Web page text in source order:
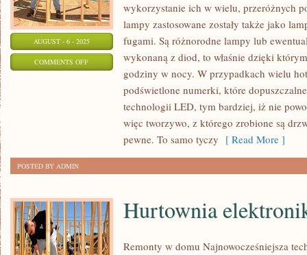
AUGUST - 6 - 2025
COMMENTS OFFON
KLIMATYZACJA
wykorzystanie ich w wielu, przeróżnych
lampy zastosowane zostały także jako
fugami. Są różnorodne lampy lub
wykonaną z diod, to właśnie dzięki
godziny w nocy. W przypadkach wielu
podświetlone numerki, które
technologii LED, tym bardziej, iż nie
więc tworzywo, z którego zrobione są
pewne. To samo tyczy [ Read More ]
POSTED BY ADMIN
Hurtownia
Remonty w domu Najnowocześniejsza